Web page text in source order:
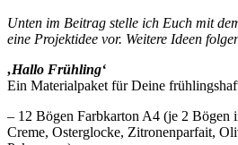
Unten im Beitrag stelle ich Euch mit
eine Projektidee vor. Weitere Ideen
‚Hallo Frühling‘
Ein Materialpaket für Deine
– 12 Bögen Farbkarton A4 (je 2 Bögen
Creme, Osterglocke, Zitronenparfait,